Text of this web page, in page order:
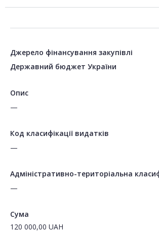
Джерело фінансування закупівлі
Державний бюджет України
Опис
—
Код класифікації видатків
—
Адміністративно-територіальна
—
Сума
120 000,00 UAH